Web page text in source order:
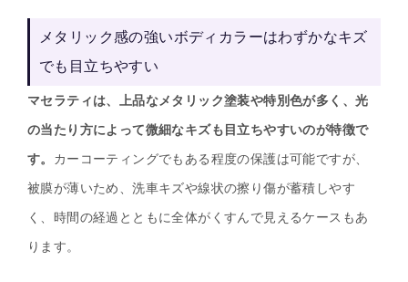
メタリック感の強いボディカラーはわずかなキズ
でも目立ちやすい
マセラティは、上品なメタリック塗装や特別色が多く、光
の当たり方によって微細なキズも目立ちやすいのが特徴で
す。 カーコーティングでもある程度の保護は可能ですが、
被膜が薄いため、洗車キズや線状の擦り傷が蓄積しやす
く、時間の経過とともに全体がくすんで見えるケースもあ
ります。